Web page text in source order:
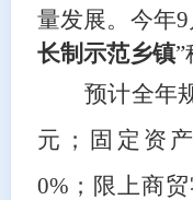
量发展。 今年
长制示范乡镇”
预计全年
元；固定资
0%；限上商